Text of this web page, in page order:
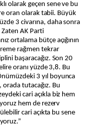
olarak geçen sene ve bu
oran olarak tabii. Büyük
3 civarına, daha sonra
AK Parti
ortalama bütçe açığının
rağmen tekrar
başaracağız. Son 20
oranı yüzde 3,8. Bu
3 yıl boyunca
tutacağız. Bu
cari açıkla biz hem
hem de rezerv
cari açıkta bu sene